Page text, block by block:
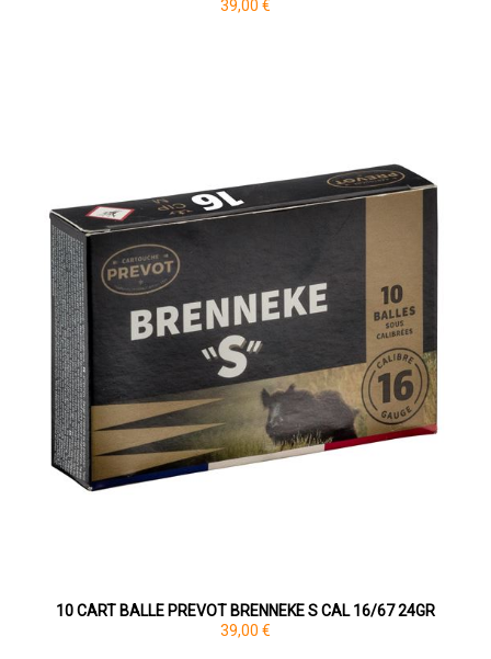
39,00 €
10 CART BALLE PREVOT BRENNEKE S CAL 16/67 24GR
39,00 €